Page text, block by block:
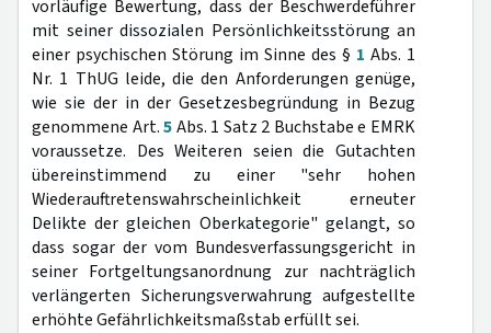
vorläufige Bewertung, dass der Beschwerdeführer
mit seiner dissozialen Persönlichkeitsstörung an
einer psychischen Störung im Sinne des § 1 Abs. 1
Nr. 1 ThUG leide, die den Anforderungen genüge,
wie sie der in der Gesetzesbegründung in Bezug
genommene Art.5Abs. 1 Satz 2 Buchstabe e EMRK
voraussetze. Des Weiteren seien die Gutachten
übereinstimmend zu einer "sehr hohen
Wiederauftretenswahrscheinlichkeit erneuter
Delikte der gleichen Oberkategorie" gelangt, so
dass sogar der vom Bundesverfassungsgericht in
seiner Fortgeltungsanordnung zur nachträglich
verlängerten Sicherungsverwahrung aufgestellte
erhöhte Gefährlichkeitsmaßstab erfüllt sei.